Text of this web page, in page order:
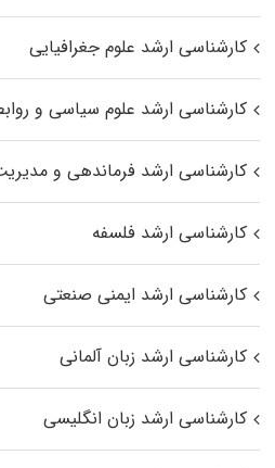
کارشناسی ارشد علوم جغرافیایی
کارشناسی ارشد علوم سیاسی و
کارشناسی ارشد فرماندهی و
کارشناسی ارشد فلسفه
کارشناسی ارشد ایمنی صنعتی
کارشناسی ارشد زبان آلمانی
کارشناسی ارشد زبان انگلیسی